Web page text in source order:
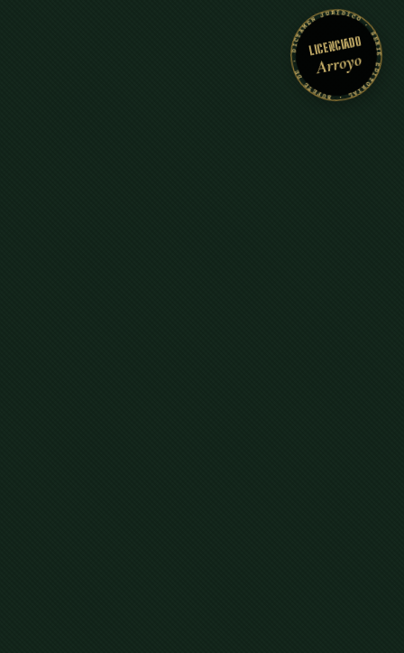
· DICTAMEN JURÍDICO · SERIE EDITORIAL · BUFETE DE COSTA RICA ·
LICENCIADO
Arroyo